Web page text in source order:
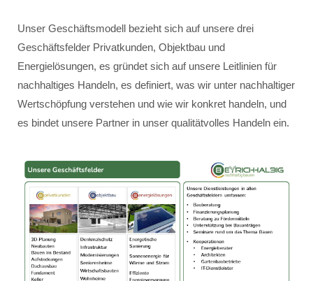
Unser Geschäftsmodell bezieht sich auf unsere drei
Geschäftsfelder Privatkunden, Objektbau und
Energielösungen, es gründet sich auf unsere Leitlinien für
nachhaltiges Handeln, es definiert, was wir unter nachhaltiger
Wertschöpfung verstehen und wie wir konkret handeln, und
es bindet unsere Partner in unser qualitätvolles Handeln ein.